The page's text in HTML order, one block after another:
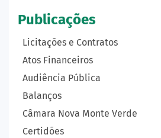
Publicações
Licitações e Contratos
Atos Financeiros
Audiência Pública
Balanços
Câmara Nova Monte Verde
Certidões